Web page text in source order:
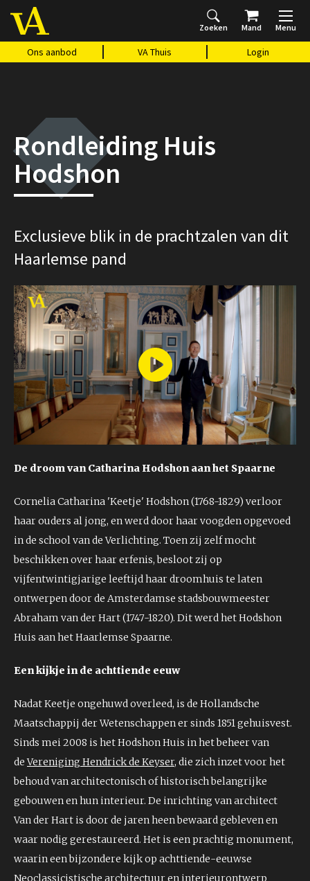
Zoeken Mand Menu
Ons aanbod VA Thuis Login
Home
Ons aanbod
Agenda
VAthuis
Over ons
Vragen?
Cadeaubon
Rondleiding Huis
Hodshon
Exclusieve blik in de prachtzalen van dit
Haarlemse pand
Play
Video
De droom van Catharina Hodshon aan het Spaarne
Cornelia Catharina 'Keetje' Hodshon (1768-1829) verloor
haar ouders al jong, en werd door haar voogden opgevoed
in de school van de Verlichting. Toen zij zelf mocht
beschikken over haar erfenis, besloot zij op
vijfentwintigjarige leeftijd haar droomhuis te laten
ontwerpen door de Amsterdamse stadsbouwmeester
Abraham van der Hart (1747-1820). Dit werd het Hodshon
Huis aan het Haarlemse Spaarne.
Een kijkje in de achttiende eeuw
Nadat Keetje ongehuwd overleed, is de Hollandsche
Maatschappij der Wetenschappen er sinds 1851 gehuisvest.
Sinds mei 2008 is het Hodshon Huis in het beheer van
deVereniging Hendrick de Keyser, die zich inzet voor het
behoud van architectonisch of historisch belangrijke
gebouwen en hun interieur. De inrichting van architect
Van der Hart is door de jaren heen bewaard gebleven en
waar nodig gerestaureerd. Het is een prachtig monument,
waarin een bijzondere kijk op achttiende-eeuwse
Neoclassicistische architectuur en interieurontwerp